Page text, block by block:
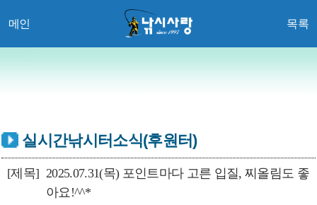
메인 목록
실시간낚시터소식(후원터)
[제목] 2025.07.31(목) 포인트마다 고른 입질, 찌올림도 좋
아요!^^*